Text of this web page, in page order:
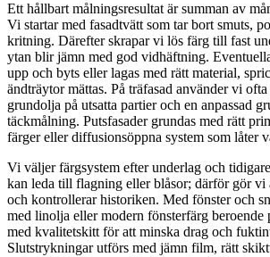
Ett hållbart målningsresultat är summan av
Vi startar med fasadtvätt som tar bort smuts,
kritning. Därefter skrapar vi lös färg till fast
ytan blir jämn med god vidhäftning.
upp och byts eller lagas med rätt material,
ändträytor mättas. På träfasad använder vi
grundolja på utsatta partier och en anpassad
täckmålning. Putsfasader grundas med rätt
färger eller diffusionsöppna system som låter
Vi väljer färgsystem efter underlag och
kan leda till flagning eller blåsor; därför gör
och kontrollerar historiken. Med fönster och
med linolja eller modern fönsterfärg beroende
med kvalitetskitt för att minska drag och
Slutstrykningar utförs med jämn film, rätt